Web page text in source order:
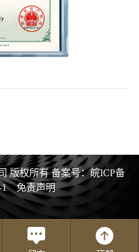
版权所有备案号：皖ICP备
免责声明